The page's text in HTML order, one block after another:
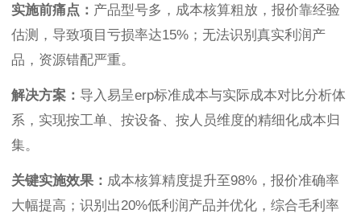
实施前痛点： 产品型号多，成本核算粗放，报价靠经验
估测，导致项目亏损率达15%；无法识别真实利润产
品，资源错配严重。
解决方案： 导入易呈erp标准成本与实际成本对比分析体
系，实现按工单、按设备、按人员维度的精细化成本归
集。
关键实施效果： 成本核算精度提升至98%，报价准确率
大幅提高；识别出20%低利润产品并优化，综合毛利率